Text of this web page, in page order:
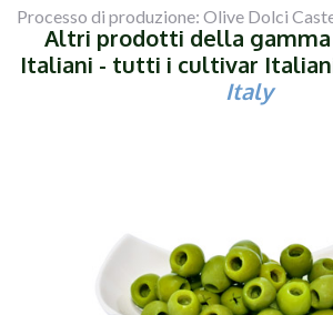
Processo di produzione: Olive Dolci
Altri prodotti della gamma
Italiani - tutti i cultivar
Italy